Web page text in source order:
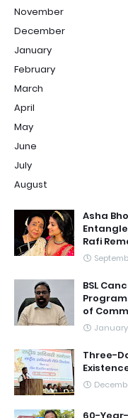
November
December
January
February
March
April
May
June
July
August
Asha
Rafi
BSL
of
Three-